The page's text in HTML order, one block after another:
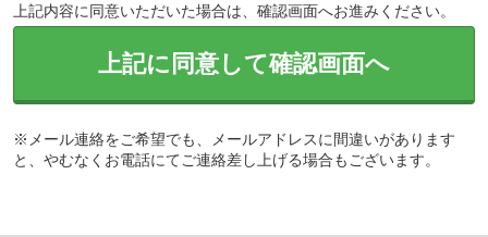
上記内容に同意いただいた場合は、確認画面へお進みください。
上記に同意して確認画面へ
※メール連絡をご希望でも、メールアドレスに間違いがあります
と、やむなくお電話にてご連絡差し上げる場合もございます。